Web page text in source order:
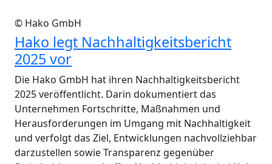
© Hako GmbH
Hako legt Nachhaltigkeitsbericht
2025 vor
Die Hako GmbH hat ihren Nachhaltigkeitsbericht
2025 veröffentlicht. Darin dokumentiert das
Unternehmen Fortschritte, Maßnahmen und
Herausforderungen im Umgang mit Nachhaltigkeit
und verfolgt das Ziel, Entwicklungen nachvollziehbar
darzustellen sowie Transparenz gegenüber